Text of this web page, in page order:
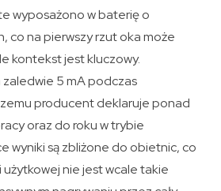
wyposażono w baterię o
co na pierwszy rzut oka może
kontekst jest kluczowy.
5 mA podczas
producent deklaruje ponad
oraz do roku w trybie
wyniki są zbliżone do obietnic, co
nie jest wcale takie